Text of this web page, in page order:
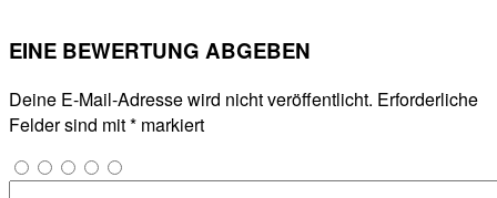
EINE BEWERTUNG ABGEBEN
Deine E-Mail-Adresse wird nicht veröffentlicht. Erforderliche
Felder sind mit* markiert